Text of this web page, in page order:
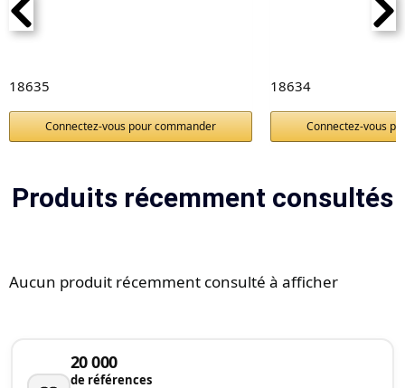
18635
Connectez-vous pour commander
18634
Connectez-vous
Produits récemment consultés
Aucun produit récemment consulté à afficher
20 000
de références